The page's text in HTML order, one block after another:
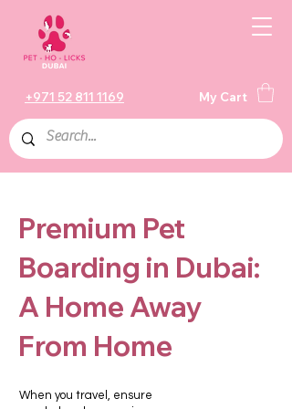
+971 52 811 1169 My Cart
Premium Pet
Boarding in Dubai:
A Home Away
From Home
When you travel, ensure